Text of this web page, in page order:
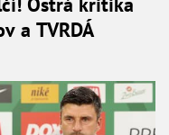
a TVRDÁ